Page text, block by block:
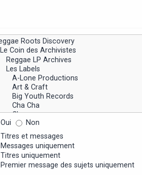
Oui
Non
Titres et messages
Messages uniquement
Titres uniquement
Premier message des sujets uniquement